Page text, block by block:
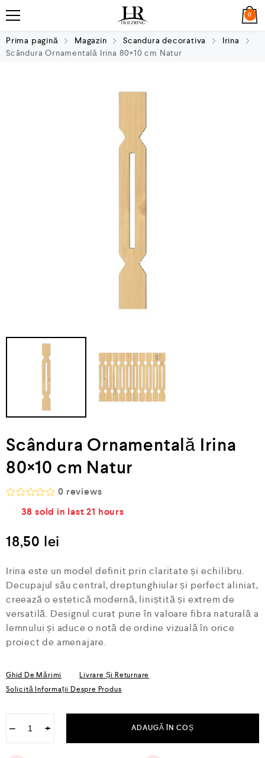
0
Prima pagină Magazin Scandura decorativa
Irina
Scândura Ornamentală Irina 80×10 cm Natur
Scândura Ornamentală Irina
80×10 cm Natur
l
l
a
d
i
n
5
0 reviews
38 sold in last21 hours
18,50 lei
Irina este un model definit prin claritate și echilibru.
Decupajul său central, dreptunghiular și perfect aliniat,
creează o estetică modernă, liniștită și extrem de
versatilă. Designul curat pune în valoare fibra naturală a
lemnului și aduce o notă de ordine vizuală în orice
proiect de amenajare.
Ghid De Mărimi
Livrare Și Returnare
Solicită Informații Despre Produs
− + ADAUGĂ ÎN COȘ